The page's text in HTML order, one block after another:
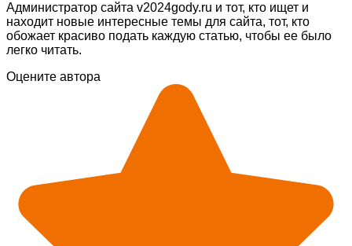
Администратор сайта v2024gody.ru и тот, кто ищет и
находит новые интересные темы для сайта, тот, кто
обожает красиво подать каждую статью, чтобы ее было
легко читать.
Оцените автора